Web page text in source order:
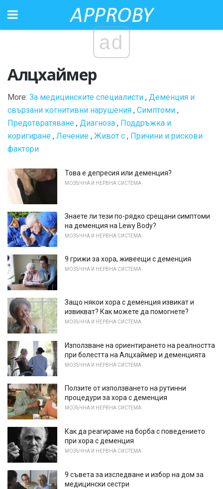
ad
Алцхаймер
More: За медицинските специалисти , Деменция и
свързани когнитивни нарушения , Симптоми ,
Предотвратяване , Диагноза , Поддръжка и
коригиране , Лечение , Живот с , Причини и рискови
фактори
Това е депресия или деменция?
МОЗЪЧНА И НЕРВНА СИСТЕМА
Знаете ли тези по-рядко срещани симптоми
на деменция на Lewy Body?
МОЗЪЧНА И НЕРВНА СИСТЕМА
9 грижи за хора, живеещи с деменция
МОЗЪЧНА И НЕРВНА СИСТЕМА
Защо някои хора с деменция извикат и
извикват? Как можете да помогнете?
МОЗЪЧНА И НЕРВНА СИСТЕМА
Използване на ориентирането на реалността
при болестта на Алцхаймер и деменцията
МОЗЪЧНА И НЕРВНА СИСТЕМА
Ползите от използването на рутинни
процедури за хора с деменция
МОЗЪЧНА И НЕРВНА СИСТЕМА
Как да реагираме на борба с поведението
при хора с деменция
МОЗЪЧНА И НЕРВНА СИСТЕМА
9 съвета за изследване и избор на дом за
медицински сестри